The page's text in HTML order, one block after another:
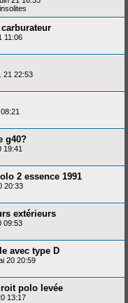
11:06
21 22:53
g40?
19:41
2 essence 1991
20:33
extérieurs
09:53
avec type D
20 20:59
polo levée
13:17